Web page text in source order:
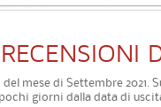
mese di Settembre 2021.
giorni dalla data di